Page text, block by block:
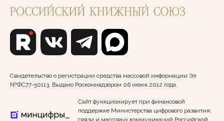
Свидетельство о регистрации средства массовой информации Эл
№ФС77-50113. Выдано Роскомнадзором 06 июня 2012 года.
Сайт функционирует при финансовой
поддержке Министерства цифрового развития,